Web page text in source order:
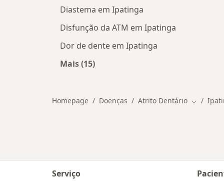
Diastema em Ipatinga
Disfunção da ATM em Ipatinga
Dor de dente em Ipatinga
Mais (15)
Homepage Doenças Atrito Dentário Mudar
Serviço